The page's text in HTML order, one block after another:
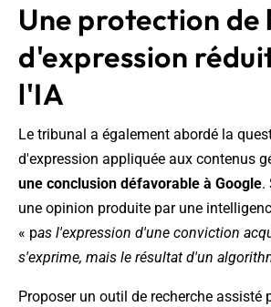
Une protection
d'expression
l'IA
Le tribunal a également abordé la
d'expression appliquée aux contenus
une conclusion défavorable à Google.
une opinion produite par une
« pas l'expression d'une conviction
s'exprime, mais le résultat d'un
Proposer un outil de recherche assisté